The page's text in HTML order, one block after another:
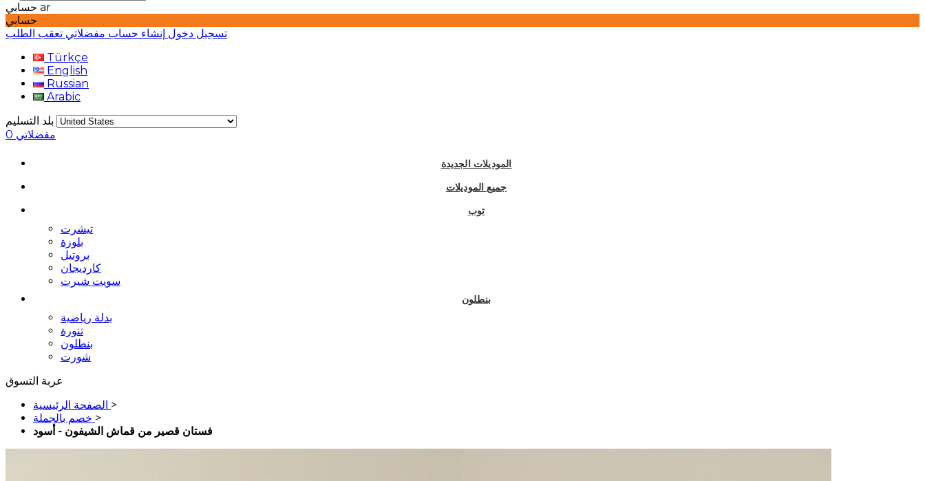
ar
حسابي
تسجيل دخول إنشاء حساب مفضلاتي تعقب الطلب
Türkçe
English
Russian
Arabic
بلد التسليم
مفضلاتي 0
الموديلات الجديدة
جميع الموديلات
توب
تيشرت
بلوزة
بروتيل
كارديجان
سويت شيرت
بنطلون
بدلة رياضية
تنورة
بنطلون
شورت
عربة التسوق
الصفحة الرئيسية >
خصم بالجملة >
فستان قصير من قماش الشيفون - أسود